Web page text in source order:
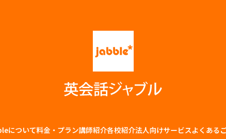
について料金・プラン講師紹介各校紹介法⼈向けサービスよくある